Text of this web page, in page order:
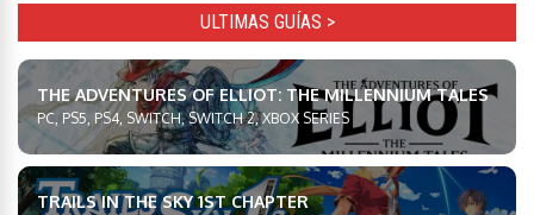
ULTIMAS GUÍAS >
THE ADVENTURES OF ELLIOT: THE MILLENNIUM TALES
PC, PS5, PS4, SWITCH, SWITCH 2, XBOX SERIES
TRAILS IN THE SKY 1ST CHAPTER